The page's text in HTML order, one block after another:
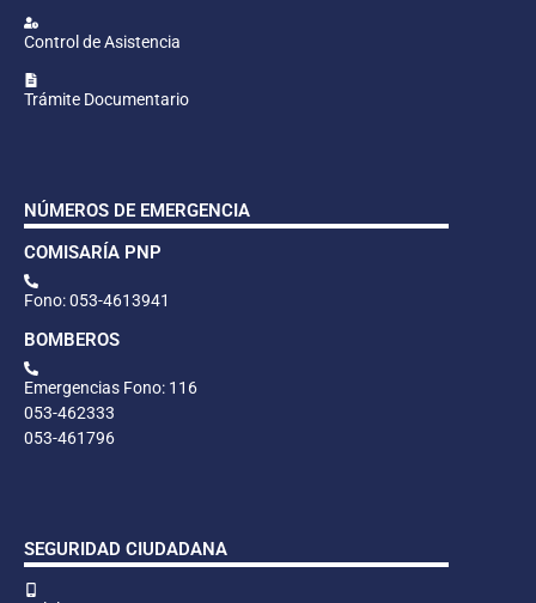
Control de Asistencia
Trámite Documentario
NÚMEROS DE EMERGENCIA
COMISARÍA PNP
Fono: 053-4613941
BOMBEROS
Emergencias Fono: 116
053-462333
053-461796
SEGURIDAD CIUDADANA